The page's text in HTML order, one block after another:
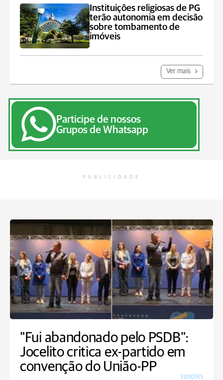
Instituições religiosas de PG
terão autonomia em decisão
sobre tombamento de
imóveis
Ver mais
Participe de nossos
Grupos de Whatsapp
PUBLICIDADE
"Fui abandonado pelo PSDB":
Jocelito critica ex-partido em
convenção do União-PP
ELEIÇÕES